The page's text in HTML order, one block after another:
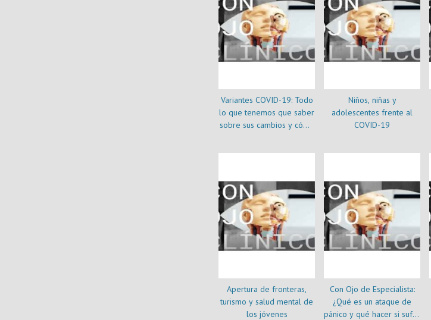
Variantes COVID-19: Todo
lo que tenemos que saber
sobre sus cambios y cómo
Niños, niñas y
adolescentes frente al
COVID-19
Apertura de fronteras,
turismo y salud mental de
los jóvenes
Con Ojo de Especialista:
¿Qué es un ataque de
pánico y qué hacer si sufro